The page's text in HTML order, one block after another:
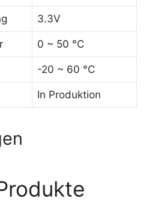
3.3V
0 ~ 50 °C
-20 ~ 60 °C
In Produktion